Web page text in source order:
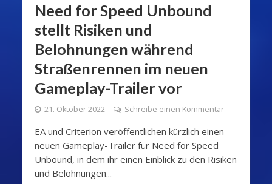
Need for Speed Unbound
stellt Risiken und
Belohnungen während
Straßenrennen im neuen
Gameplay-Trailer vor
21. Oktober 2022 Schreibe einen Kommentar
EA und Criterion veröffentlichen kürzlich einen
neuen Gameplay-Trailer für Need for Speed
Unbound, in dem ihr einen Einblick zu den Risiken
und Belohnungen...